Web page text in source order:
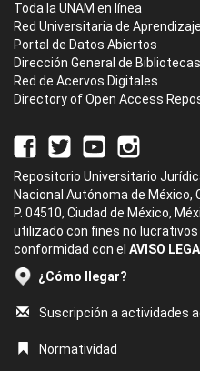
Toda la UNAM en línea
Red Universitaria de Aprendizaje
Portal de Datos Abiertos
Dirección General de Bibliotecas
Red de Acervos Digitales
Directory of Open Access
Repositorio Universitario
Nacional Autónoma de México,
P. 04510, Ciudad de México,
utilizado con fines no
conformidad con el AVISO
¿Cómo llegar?
Suscripción a actividades
Normatividad